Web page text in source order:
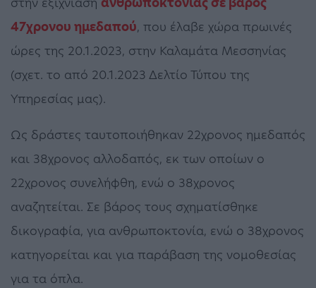
47χρονου ημεδαπού, που έλαβε χώρα πρωινές
ώρες της 20.1.2023, στην Καλαμάτα Μεσσηνίας
(σχετ. το από 20.1.2023 Δελτίο Τύπου της
Υπηρεσίας μας).
Ως δράστες ταυτοποιήθηκαν 22χρονος ημεδαπός
και 38χρονος αλλοδαπός, εκ των οποίων ο
22χρονος συνελήφθη, ενώ ο 38χρονος
αναζητείται. Σε βάρος τους σχηματίσθηκε
δικογραφία, για ανθρωποκτονία, ενώ ο 38χρονος
κατηγορείται και για παράβαση της νομοθεσίας
για τα όπλα.